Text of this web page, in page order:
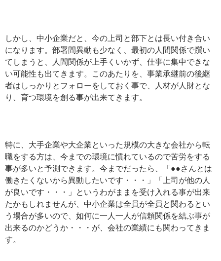
しかし、中小企業だと、今の上司と部下とは長い付き合い
になります。部署間異動も少なく、最初の人間関係で躓い
てしまうと、人間関係が上手くいかず、仕事に集中できな
い可能性も出てきます。このあたりを、事業承継前の後継
者はしっかりとフォローをしておく事で、人材が人財とな
り、育つ環境を創る事が出来てきます。
特に、大手企業や大企業といった規模の大きな会社から転
職をする方は、今までの環境に慣れているので苦労をする
事が多いと予測できます。今までだったら、「●●さんとは
働きたくないから異動したいです・・・」「上司が他の人
が良いです・・・」というわがままを受け入れる事が出来
たかもしれませんが、中小企業は全員が全員と関わるとい
う場合が多いので、如何に一人一人が信頼関係を結ぶ事が
出来るのかどうか・・・が、会社の業績にも関わってきま
す。